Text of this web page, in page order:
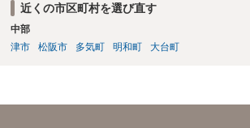
近くの市区町村を選び直す
中部
津市
松阪市 多気町 明和町 大台町